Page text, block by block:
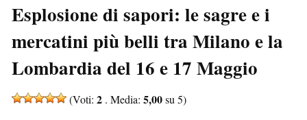
Esplosione di sapori: le sagre e i
mercatini più belli tra Milano e la
Lombardia del 16 e 17 Maggio
(Voti: 2 . Media: 5,00su 5)